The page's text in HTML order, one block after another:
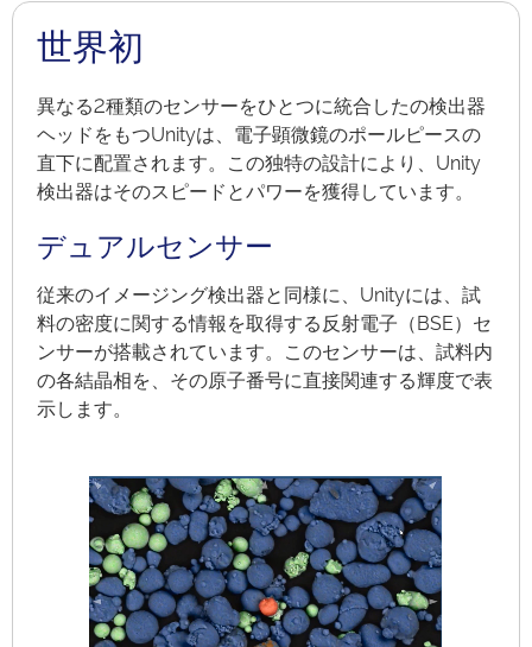
世界初
異なる2種類のセンサーをひとつに統合したの検出器
ヘッドをもつUnityは、電子顕微鏡のポールピースの
直下に配置されます。この独特の設計により、Unity
検出器はそのスピードとパワーを獲得しています。
デュアルセンサー
従来のイメージング検出器と同様に、Unityには、試
料の密度に関する情報を取得する反射電子（BSE）セ
ンサーが搭載されています。このセンサーは、試料内
の各結晶相を、その原子番号に直接関連する輝度で表
示します。